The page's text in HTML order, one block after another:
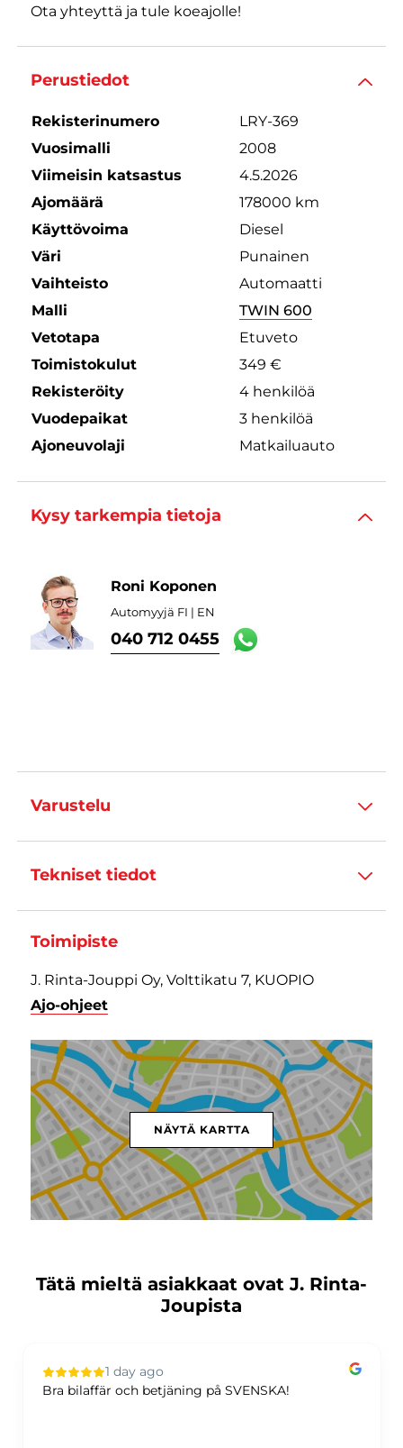
Ota yhteyttä ja tule koeajolle!
Perustiedot
Rekisterinumero
LRY-369
Vuosimalli
2008
Viimeisin katsastus
4.5.2026
Ajomäärä
178000 km
Käyttövoima
Diesel
Väri
Punainen
Vaihteisto
Automaatti
Malli
TWIN 600
Vetotapa
Etuveto
Toimistokulut
349 €
Rekisteröity
4 henkilöä
Vuodepaikat
3 henkilöä
Ajoneuvolaji
Matkailuauto
Kysy tarkempia tietoja
Roni Koponen
Automyyjä FI | EN
040 712 0455
Varustelu
Tekniset tiedot
Toimipiste
J. Rinta-Jouppi Oy, Volttikatu 7, KUOPIO
Ajo-ohjeet
NÄYTÄ KARTTA
Tätä mieltä asiakkaat ovat J. Rinta-
Joupista
1 day ago
Bra bilaffär och betjäning på SVENSKA!